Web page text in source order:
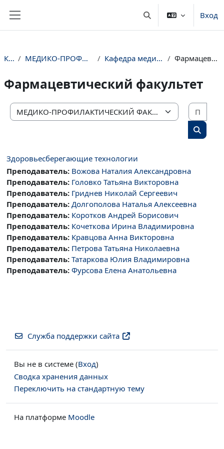
Изменить данныеВход
Курсы МЕДИКО-ПРОФИЛАКТИЧЕСКИЙ ФАКУЛЬТЕТ Кафедра медицинской профилактики Фармацевтический факультет
Фармацевтический факультет
Категории курсов
Поиск
Здоровьесберегающие технологии
Преподаватель: Вожова Наталия Александровна
Преподаватель: Головко Татьяна Викторовна
Преподаватель: Гриднев Николай Сергеевич
Преподаватель: Долгополова Наталья Алексеевна
Преподаватель: Коротков Андрей Борисович
Преподаватель: Кочеткова Ирина Владимировна
Преподаватель: Кравцова Анна Викторовна
Преподаватель: Петрова Татьяна Николаевна
Преподаватель: Татаркова Юлия Владимировна
Преподаватель: Фурсова Елена Анатольевна
Служба поддержки сайта
Вы не в системе (Вход)
Сводка хранения данных
Переключить на стандартную тему
На платформе Moodle